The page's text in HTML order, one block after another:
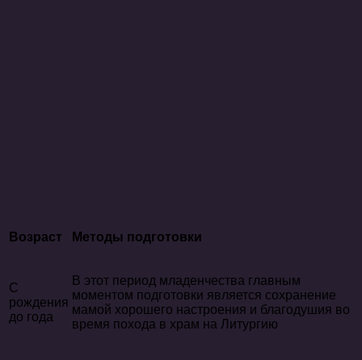
Возраст Методы подготовки
С
рождения
до года
В этот период младенчества главным
моментом подготовки является сохранение
мамой хорошего настроения и благодушия во
время похода в храм на Литургию